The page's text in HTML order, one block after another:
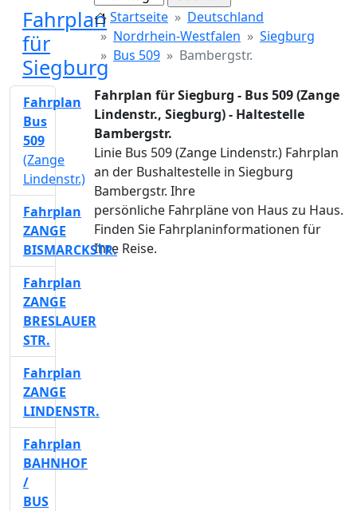
Fahrplan
für
Siegburg
Startseite
Deutschland
Nordrhein-Westfalen
Siegburg
Bus 509
Bambergstr.
Fahrplan für Siegburg - Bus 509 (Zange
Lindenstr., Siegburg) - Haltestelle
Bambergstr.
Linie Bus 509 (Zange Lindenstr.) Fahrplan
an der Bushaltestelle in Siegburg
Bambergstr. Ihre
persönliche Fahrpläne von Haus zu Haus.
Finden Sie Fahrplaninformationen für
Ihre Reise.
Fahrplan
Bus
509
(Zange
Lindenstr.)
Fahrplan
ZANGE
BISMARCKSTR.
Fahrplan
ZANGE
BRESLAUER
STR.
Fahrplan
ZANGE
LINDENSTR.
Fahrplan
BAHNHOF
/
BUS